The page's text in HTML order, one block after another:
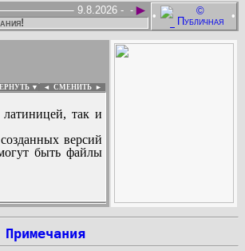
• •
►
-
9.8.2026 -
▼ ◄ СМЕНИТЬ ►
так и
версий
быть файлы
:
Примечания